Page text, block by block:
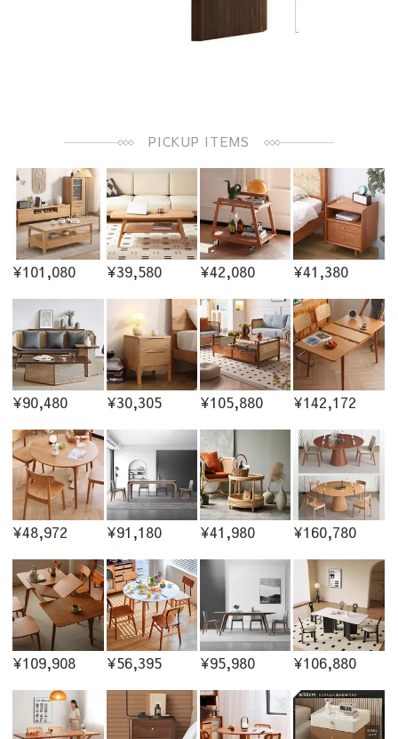
PICKUP ITEMS
¥101,080 ¥39,580 ¥42,080 ¥41,380
¥90,480 ¥30,305 ¥105,880 ¥142,172
¥48,972 ¥91,180 ¥41,980 ¥160,780
¥109,908 ¥56,395 ¥95,980 ¥106,880